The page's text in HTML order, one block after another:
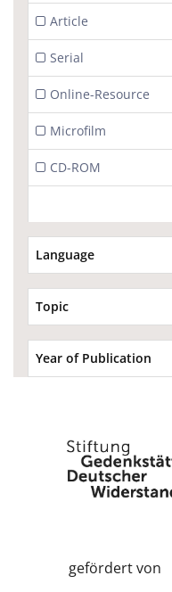
Article
Serial
Online-Resource
Microfilm
CD-ROM
Language
Topic
Year of Publication
gefördert von